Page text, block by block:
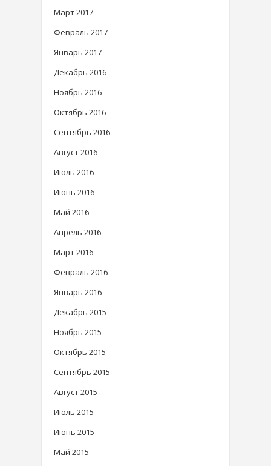
Март 2017
Февраль 2017
Январь 2017
Декабрь 2016
Ноябрь 2016
Октябрь 2016
Сентябрь 2016
Август 2016
Июль 2016
Июнь 2016
Май 2016
Апрель 2016
Март 2016
Февраль 2016
Январь 2016
Декабрь 2015
Ноябрь 2015
Октябрь 2015
Сентябрь 2015
Август 2015
Июль 2015
Июнь 2015
Май 2015